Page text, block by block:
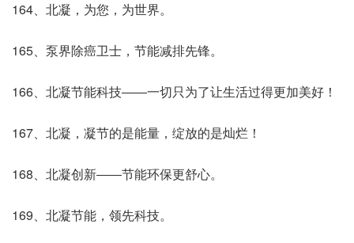
164、北凝，为您，为世界。
165、泵界除癌卫士，节能减排先锋。
166、北凝节能科技――一切只为了让生活过得更加美好！
167、北凝，凝节的是能量，绽放的是灿烂！
168、北凝创新――节能环保更舒心。
169、北凝节能，领先科技。